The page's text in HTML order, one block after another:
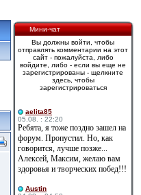
Мини-чат
Вы должны войти, чтобы
отправлять комментарии на этот
сайт - пожалуйста, либо
войдите, либо - если вы еще не
зарегистрированы - щелкните
здесь, чтобы
зарегистрироваться
aelita85
05.08. : 22:20
Ребята, я тоже поздно зашел на
форум. Пропустил. Но, как
говорится, лучше позже...
Алексей, Максим, желаю вам
здоровья и творческих побед!!!
Austin